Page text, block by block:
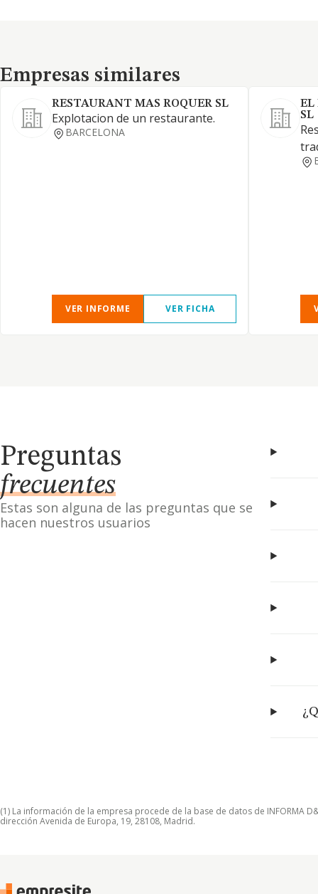
Empresas similares
Empresas similares
RESTAURANT MAS ROQUER SL
Explotacion de un restaurante.
BARCELONA
VER INFORME VER FICHA
EL
SL
Preguntas
frecuentes
Estas son alguna de las preguntas que se
hacen nuestros usuarios
(1) La información de la empresa procede de la base de datos de INFORMA
dirección Avenida de Europa, 19, 28108, Madrid.